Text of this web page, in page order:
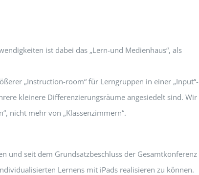
ist dabei das „Lern-und Medienhaus“, als
„Instruction-room“ für Lerngruppen in einer „Input“-
kleinere Differenzierungsräume angesiedelt sind. Wir
nicht mehr von „Klassenzimmern“.
und seit dem Grundsatzbeschluss der Gesamtkonferenz
Lernens mit iPads realisieren zu können.